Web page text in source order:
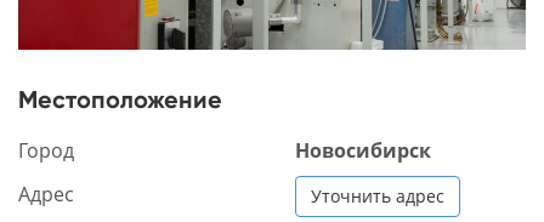
Местоположение
Город
Новосибирск
Адрес
Уточнить адрес